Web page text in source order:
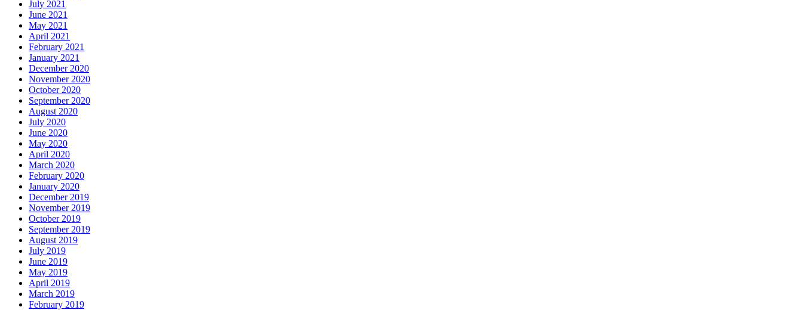
July 2021
June 2021
May 2021
April 2021
February 2021
January 2021
December 2020
November 2020
October 2020
September 2020
August 2020
July 2020
June 2020
May 2020
April 2020
March 2020
February 2020
January 2020
December 2019
November 2019
October 2019
September 2019
August 2019
July 2019
June 2019
May 2019
April 2019
March 2019
February 2019